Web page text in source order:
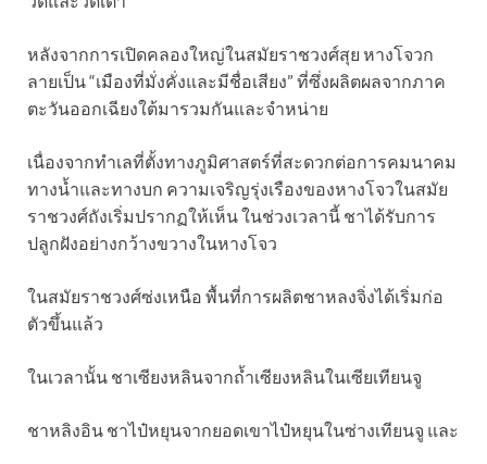
หลังจากการเปิดคลองใหญ่ในสมัยราชวงศ์สุย หางโจวก
ลายเป็น “เมืองที่มั่งคั่งและมีชื่อเสียง” ที่ซึ่งผลิตผลจากภาค
ตะวันออกเฉียงใต้มารวมกันและจำหน่าย
เนื่องจากทำเลที่ตั้งทางภูมิศาสตร์ที่สะดวกต่อการคมนาคม
ทางน้ำและทางบก ความเจริญรุ่งเรืองของหางโจวในสมัย
ราชวงศ์ถังเริ่มปรากฏให้เห็น ในช่วงเวลานี้ ชาได้รับการ
ปลูกฝังอย่างกว้างขวางในหางโจว
ในสมัยราชวงศ์ซ่งเหนือ พื้นที่การผลิตชาหลงจิ่งได้เริ่มก่อ
ตัวขึ้นแล้ว
ในเวลานั้น ชาเซียงหลินจากถ้ำเซียงหลินในเซียเทียนจู
ชาหลิงอิน ชาไป๋หยุนจากยอดเขาไป๋หยุนในซ่างเทียนจู และ